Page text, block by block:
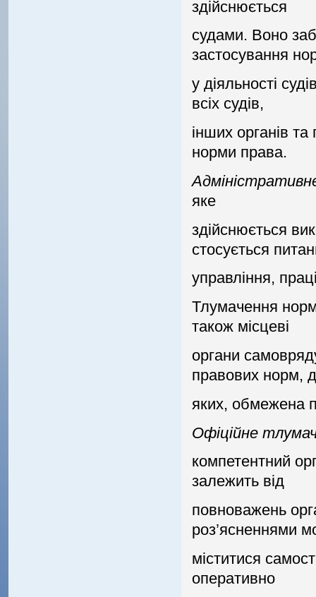
здiйснюється
судами. Воно
застосування
у дiяльностi
всiх судiв,
iнших органiв та
норми права.
яке
здiйснюється
стосується
управлiння,
Тлумачення
також мiсцевi
органи
правових норм,
яких, обмежена
Офiцiйне
компетентний
залежить вiд
повноважень
роз’ясненнями
мiститися
оперативно